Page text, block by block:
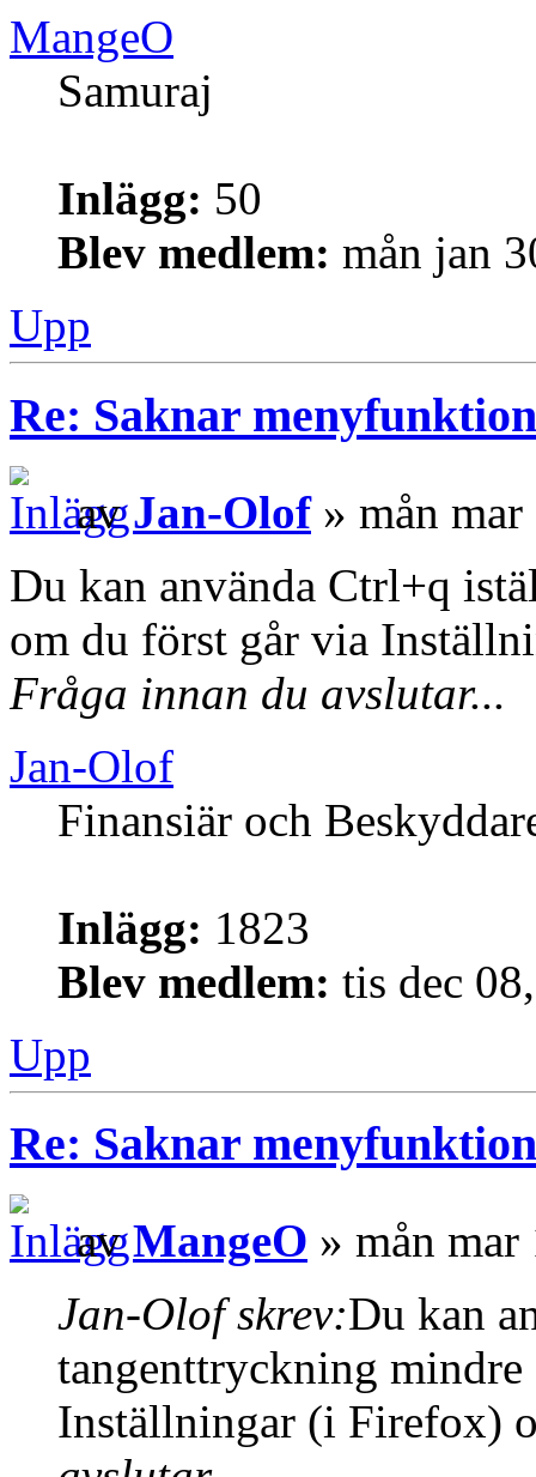
MangeO
Samuraj
Inlägg: 50
Blev medlem: mån jan
Upp
Re: Saknar
avJan-Olof» mån mar
Du kan använda Ctrl+q
om du först går via
Fråga innan du avslutar...
Jan-Olof
Finansiär och
Inlägg: 1823
Blev medlem: tis dec
Upp
Re: Saknar
avMangeO » mån
Jan-Olof skrev:Du kan
tangenttryckning
Inställningar (i Firefox)